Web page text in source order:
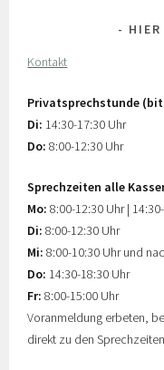
Kontakt
Privatsprechstunde
Di: 14:30-17:30 Uhr
Do: 8:00-12:30 Uhr
Sprechzeiten alle
Mo: 8:00-12:30 Uhr |
Di: 8:00-12:30 Uhr
Mi: 8:00-10:30 Uhr und
Do: 14:30-18:30 Uhr
Fr: 8:00-15:00 Uhr
Voranmeldung erbeten,
direkt zu den